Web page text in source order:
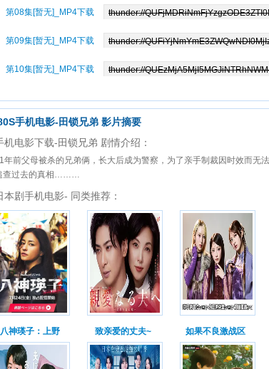
第08集[暂无]_MP4下载
第09集[暂无]_MP4下载
第10集[暂无]_MP4下载
手机电影-田锁兄弟 影片摘要
机电影下载-田锁兄弟 剧情介绍：
年前父母被杀的兄弟俩，长大后成为警察，为了亲手制裁因时效而无
查过去的真相………
本剧手机电影- 同类推荐：
八神瑛子：上野 致亲爱的丈夫~ 如果不良激战区